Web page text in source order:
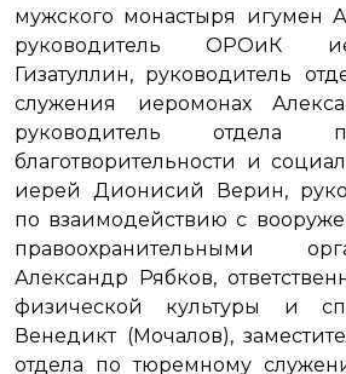
мужского монастыря игумен
руководитель ОРОиК
Гизатуллин, руководитель
служения иеромонах
руководитель отдела
благотворительности и
иерей Дионисий Верин,
по взаимодействию с
правоохранительными
Александр Рябков,
физической культуры и
Венедикт (Мочалов),
отдела по тюремному